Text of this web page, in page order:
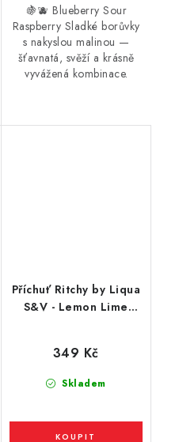
🍇🫐 Blueberry Sour
Raspberry Sladké borůvky
s nakyslou malinou —
šťavnatá, svěží a krásně
vyvážená kombinace.
Příchuť Ritchy by Liqua
S&V - Lemon Lime
Skladem
349 Kč